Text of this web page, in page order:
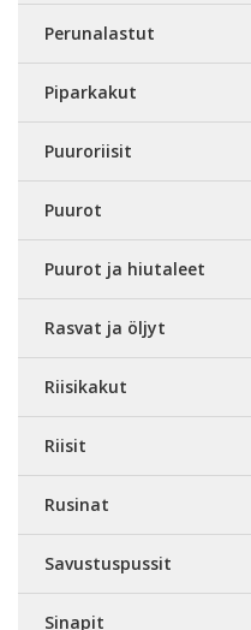
Perunalastut
Piparkakut
Puuroriisit
Puurot
Puurot ja hiutaleet
Rasvat ja öljyt
Riisikakut
Riisit
Rusinat
Savustuspussit
Sinapit